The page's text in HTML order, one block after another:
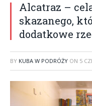
Alcatraz –
skazanego,
dodatkowe
BY KUBA W PODRÓŻY ON 5